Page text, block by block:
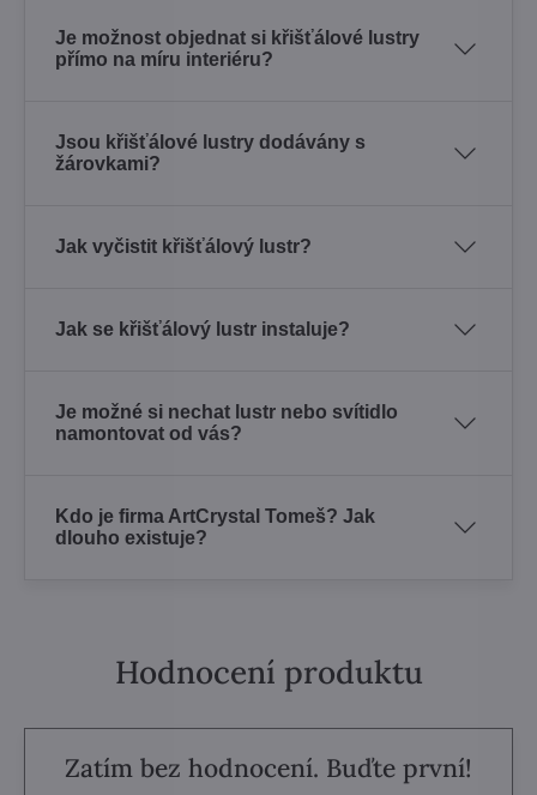
Je možnost objednat si křišťálové lustry
přímo na míru interiéru?
Jsou křišťálové lustry dodávány s
žárovkami?
Jak vyčistit křišťálový lustr?
Jak se křišťálový lustr instaluje?
Je možné si nechat lustr nebo svítidlo
namontovat od vás?
Kdo je firma ArtCrystal Tomeš? Jak
dlouho existuje?
Hodnocení produktu
Zatím bez hodnocení. Buďte první!